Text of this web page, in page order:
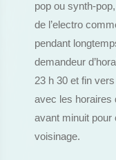
pop ou synth-
de l’electro
pendant
demandeur
23 h 30 et fin
avec les horaires
avant minuit
voisinage.